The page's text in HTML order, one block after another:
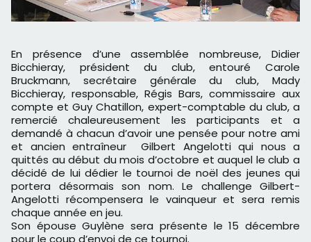
En présence d’une assemblée nombreuse, Didier
Bicchieray, président du club, entouré Carole
Bruckmann, secrétaire générale du club, Mady
Bicchieray, responsable, Régis Bars, commissaire aux
compte et Guy Chatillon, expert-comptable du club, a
remercié chaleureusement les participants et a
demandé à chacun d’avoir une pensée pour notre ami
et ancien entraîneur Gilbert Angelotti qui nous a
quittés au début du mois d’octobre et auquel le club a
décidé de lui dédier le tournoi de noël des jeunes qui
portera désormais son nom. Le challenge Gilbert-
Angelotti récompensera le vainqueur et sera remis
chaque année en jeu.
Son épouse Guylène sera présente le 15 décembre
pour le coup d’envoi de ce tournoi.